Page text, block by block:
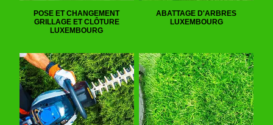
POSE ET CHANGEMENT
GRILLAGE ET CLÔTURE
LUXEMBOURG
ABATTAGE D'ARBRES
LUXEMBOURG